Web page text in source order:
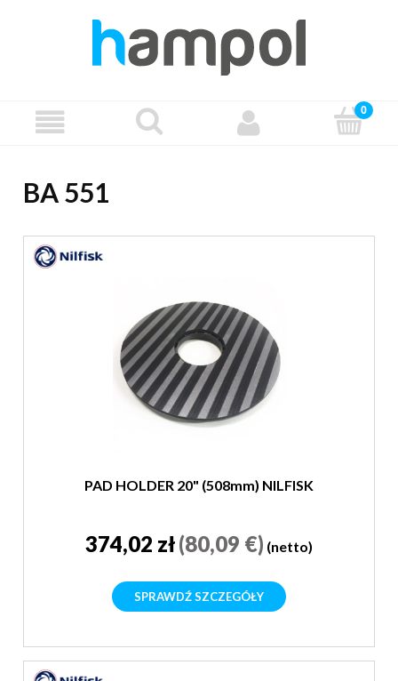
BA 551
PAD HOLDER 20" (508mm) NILFISK
374,02 zł(80,09 €) (netto)
SPRAWDŹ SZCZEGÓŁY